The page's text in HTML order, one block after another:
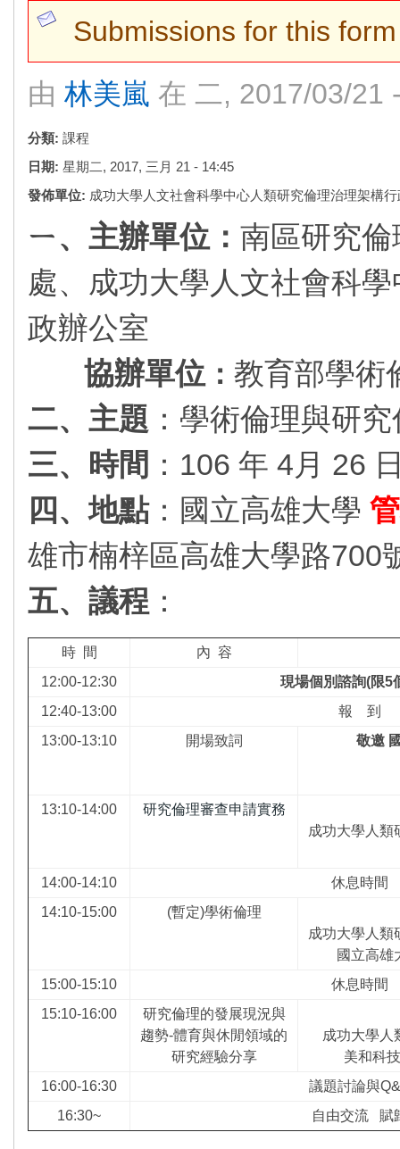
警告訊息
Submissions for this
由 林美嵐 在 二, 2017/03/21
分類: 課程
日期: 星期二, 2017, 三月 21 - 14:45
發佈單位: 成功大學人文社會科學中心人類研究倫理治理架構
ㄧ、主辦單位： 南區研究
處、成功大學人文社會科
政辦公室
協辦單位 ： 教育部學術
二、主題 ：學術倫理與研
三、時間 ：106 年 4月 26
四、地點：國立高雄大學
雄市楠梓區高雄大學路700
五、議程 ：
時 間
內 容
12:00-12:30
現場個別諮詢(限5
12:40-13:00
報 到
13:00-13:10
開場致詞 敬邀
13:10-14:00
研究倫理審查申請實務
成功大學人類
14:00-14:10
休息時間
14:10-15:00
(暫定)學術倫理
成功大學人類
國立高雄
15:00-15:10
休息時間
15:10-16:00
研究倫理的發展現況與
趨勢-體育與休閒領域的
研究經驗分享
成功大學人
美和科
16:00-16:30
議題討論與
16:30~
自由交流 賦